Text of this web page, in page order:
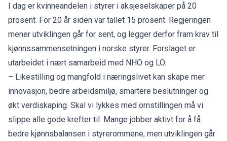
I dag er kvinneandelen i styrer i aksjeselskaper på 20
prosent. For 20 år siden var tallet 15 prosent. Regjeringen
mener utviklingen går for sent, og legger derfor fram krav til
kjønnssammensetningen i norske styrer. Forslaget er
utarbeidet i nært samarbeid med NHO og LO.
– Likestilling og mangfold i næringslivet kan skape mer
innovasjon, bedre arbeidsmiljø, smartere beslutninger og
økt verdiskaping. Skal vi lykkes med omstillingen må vi
slippe alle gode krefter til. Mange jobber aktivt for å få
bedre kjønnsbalansen i styrerommene, men utviklingen går